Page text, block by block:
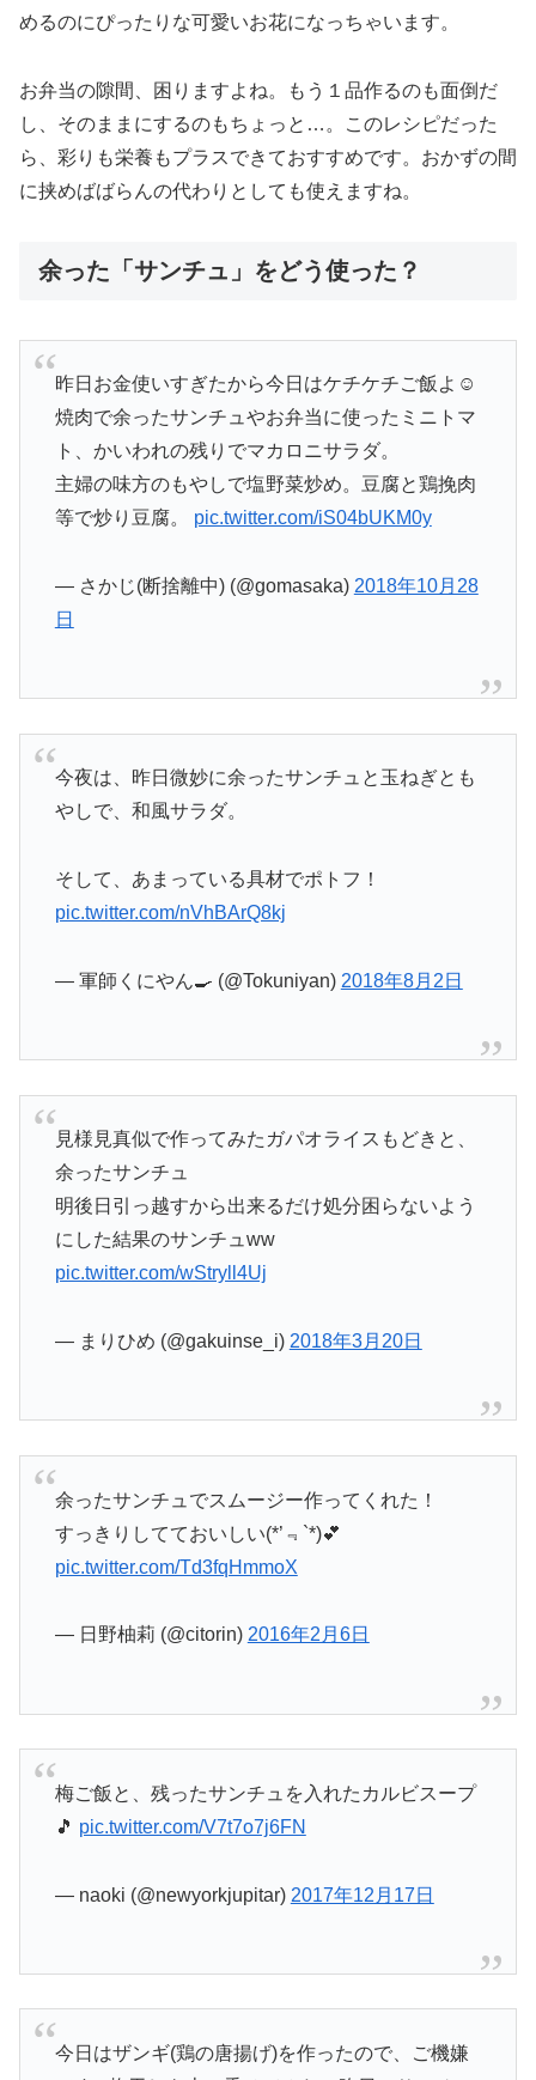
めるのにぴったりな可愛いお花になっちゃいます。
お弁当の隙間、困りますよね。もう１品作るのも面倒だ
し、そのままにするのもちょっと…。このレシピだった
ら、彩りも栄養もプラスできておすすめです。おかずの間
に挟めばばらんの代わりとしても使えますね。
余った「サンチュ」をどう使った？
昨日お金使いすぎたから今日はケチケチご飯よ☺️
焼肉で余ったサンチュやお弁当に使ったミニトマ
ト、かいわれの残りでマカロニサラダ。
主婦の味方のもやしで塩野菜炒め。豆腐と鶏挽肉
等で炒り豆腐。 pic.twitter.com/iS04bUKM0y
— さかじ(断捨離中) (@gomasaka) 2018年10月28
日
今夜は、昨日微妙に余ったサンチュと玉ねぎとも
やしで、和風サラダ。
そして、あまっている具材でポトフ！
pic.twitter.com/nVhBArQ8kj
— 軍師くにやん🍳 (@Tokuniyan) 2018年8月2日
見様見真似で作ってみたガパオライスもどきと、
余ったサンチュ
明後日引っ越すから出来るだけ処分困らないよう
にした結果のサンチュww
pic.twitter.com/wStryll4Uj
— まりひめ (@gakuinse_i) 2018年3月20日
余ったサンチュでスムージー作ってくれた！
すっきりしてておいしい(*’﹃`*)💕
pic.twitter.com/Td3fqHmmoX
— 日野柚莉 (@citorin) 2016年2月6日
梅ご飯と、残ったサンチュを入れたカルビスープ
🎵 pic.twitter.com/V7t7o7j6FN
— naoki (@newyorkjupitar) 2017年12月17日
今日はザンギ(鶏の唐揚げ)を作ったので、ご機嫌